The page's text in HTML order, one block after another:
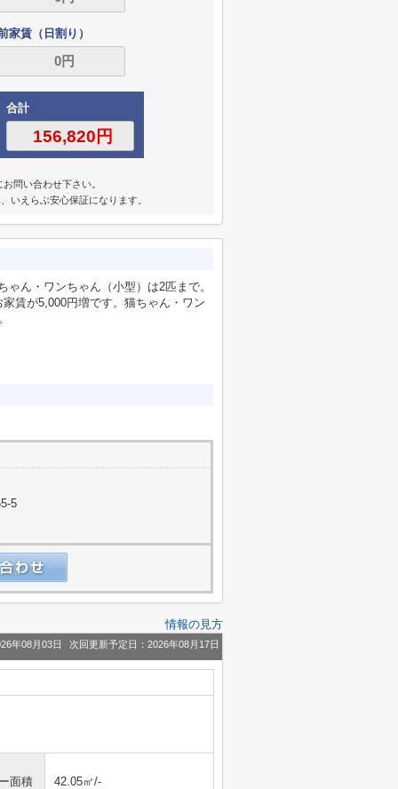
家賃（日割り）
合計
問い合わせ下さい。
いえらぶ安心保証になります。
ん・ワンちゃん（小型）は2匹まで。
賃が5,000円増です。猫ちゃん・ワン
5
情報の見方
年08月03日 次回更新予定日：2026年08月17日
面積 42.05㎡/-